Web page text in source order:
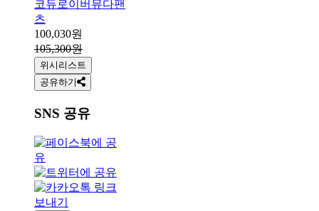
코듀로이버뮤다팬
츠
100,030원
105,300원
위시리스트
공유하기
SNS 공유